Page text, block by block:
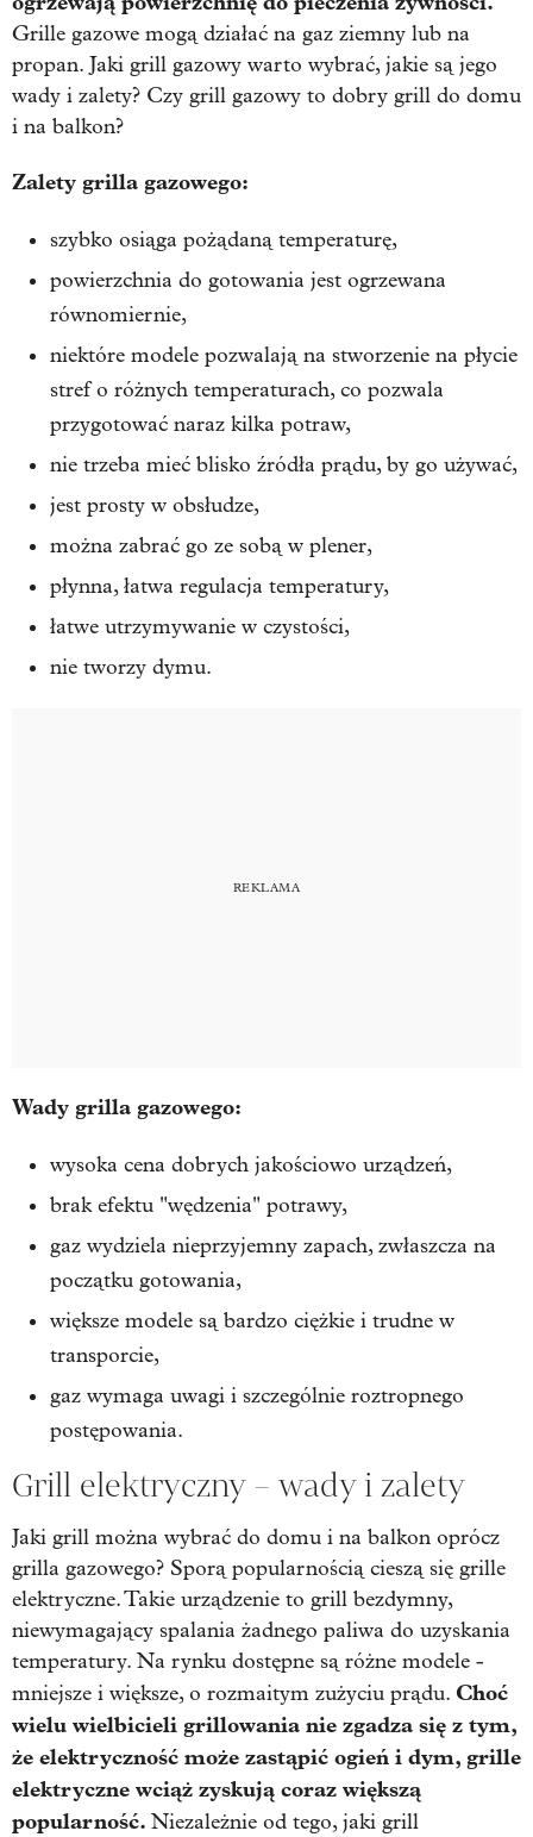
Grille gazowe mogą działać na gaz ziemny lub na
propan. Jaki grill gazowy warto wybrać, jakie są jego
wady i zalety? Czy grill gazowy to dobry grill do domu
i na balkon?
Zalety grilla gazowego:
szybko osiąga pożądaną temperaturę,
powierzchnia do gotowania jest ogrzewana
równomiernie,
niektóre modele pozwalają na stworzenie na płycie
stref o różnych temperaturach, co pozwala
przygotować naraz kilka potraw,
nie trzeba mieć blisko źródła prądu, by go używać,
jest prosty w obsłudze,
można zabrać go ze sobą w plener,
płynna, łatwa regulacja temperatury,
łatwe utrzymywanie w czystości,
nie tworzy dymu.
Wady grilla gazowego:
wysoka cena dobrych jakościowo urządzeń,
brak efektu "wędzenia" potrawy,
gaz wydziela nieprzyjemny zapach, zwłaszcza na
początku gotowania,
większe modele są bardzo ciężkie i trudne w
transporcie,
gaz wymaga uwagi i szczególnie roztropnego
postępowania.
Grill elektryczny – wady i zalety
Jaki grill można wybrać do domu i na balkon oprócz
grilla gazowego? Sporą popularnością cieszą się grille
elektryczne. Takie urządzenie to grill bezdymny,
niewymagający spalania żadnego paliwa do uzyskania
temperatury. Na rynku dostępne są różne modele -
mniejsze i większe, o rozmaitym zużyciu prądu. Choć
wielu wielbicieli grillowania nie zgadza się z tym,
że elektryczność może zastąpić ogień i dym, grille
elektryczne wciąż zyskują coraz większą
popularność. Niezależnie od tego, jaki grill